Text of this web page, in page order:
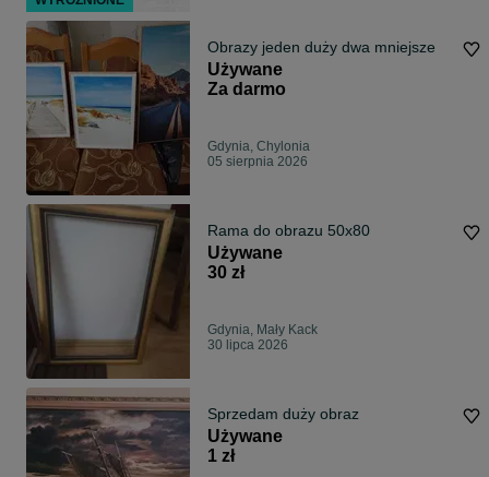
Obrazy jeden duży dwa mniejsze
Używane
Za darmo
Gdynia, Chylonia
05 sierpnia 2026
Rama do obrazu 50x80
Używane
30 zł
Gdynia, Mały Kack
30 lipca 2026
Sprzedam duży obraz
Używane
1 zł